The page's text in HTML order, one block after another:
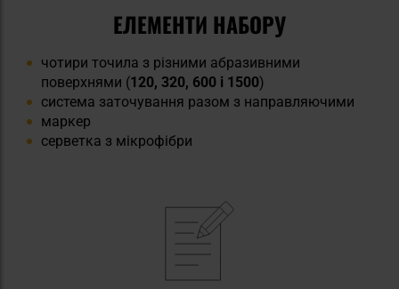
ЕЛЕМЕНТИ НАБОРУ
чотири точила з різними абразивними
поверхнями (120, 320, 600 і 1500)
система заточування разом з направляючими
маркер
серветка з мікрофібри